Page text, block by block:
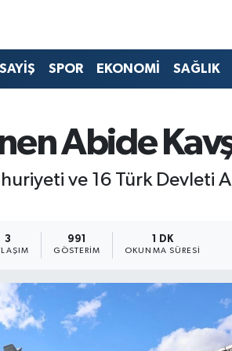
SPOR EKONOMİ SAĞLIK
Abide
ve 16 Türk Devleti
3 991
GÖSTERIM
1 DK
OKUNMA SÜRESI